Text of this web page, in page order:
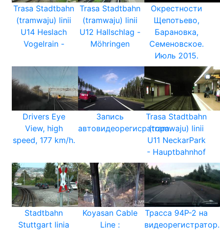
Trasa Stadtbahn
(tramwaju) linii
U14 Heslach
Vogelrain -
Trasa Stadtbahn
(tramwaju) linii
U12 Hallschlag -
Möhringen
Окрестности
Щепотьево,
Барановка,
Семеновское.
Июль 2015.
Drivers Eye
View, high
speed, 177 km/h.
Запись
автовидеорегисратора.
Trasa Stadtbahn
(tramwaju) linii
U11 NeckarPark
- Hauptbahnhof
Stadtbahn
Stuttgart linia
Koyasan Cable
Line :
Трасса 94Р-2 на
видеорегистратор.